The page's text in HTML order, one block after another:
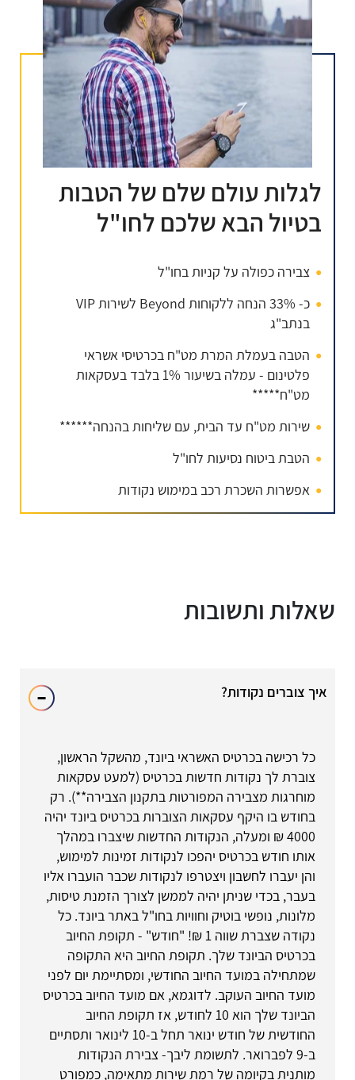
לגלות עולם שלם של הטבות
בטיול הבא שלכם לחו"ל
צבירה כפולה על קניות בחו"ל
כ- 33% הנחה ללקוחות Beyond לשירות VIP
בנתב"ג
הטבה בעמלת המרת מט"ח בכרטיסי אשראי
פלטינום - עמלה בשיעור 1% בלבד בעסקאות
מט"ח*****
שירות מט"ח עד הבית, עם שליחות בהנחה******
הטבת ביטוח נסיעות לחו"ל
אפשרות השכרת רכב במימוש נקודות
שאלות ותשובות
איך צוברים נקודות?
כל רכישה בכרטיס האשראי ביונד, מהשקל הראשון,
צוברת לך נקודות חדשות בכרטיס (למעט עסקאות
מוחרגות מצבירה המפורטות בתקנון הצבירה**). רק
בחודש בו היקף עסקאות הצוברות בכרטיס ביונד יהיה
4000 ₪ ומעלה, הנקודות החדשות שיצברו במהלך
אותו חודש בכרטיס יהפכו לנקודות זמינות למימוש,
והן יעברו לחשבון ויצטרפו לנקודות שכבר הועברו אליו
בעבר, בכדי שניתן יהיה לממשן לצורך הזמנת טיסות,
מלונות, נופשי בוטיק וחוויות בחו"ל באתר ביונד. כל
נקודה שצברת שווה 1 ₪! "חודש" - תקופת החיוב
בכרטיס הביונד שלך. תקופת החיוב היא התקופה
שמתחילה במועד החיוב החודשי, ומסתיימת יום לפני
מועד החיוב העוקב. לדוגמא, אם מועד החיוב בכרטיס
הביונד שלך הוא 10 לחודש, אז תקופת החיוב
החודשית של חודש ינואר תחל ב-10 לינואר ותסתיים
ב-9 לפברואר. לתשומת ליבך- צבירת הנקודות
מותנית בקיומה של רמת שירות מתאימה, כמפורט